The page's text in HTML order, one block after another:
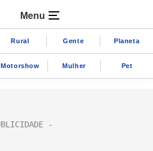
Menu
Rural Gente Planeta
Motorshow Mulher Pet